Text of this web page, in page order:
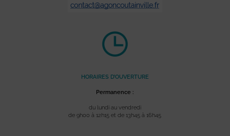
HORAIRES D’OUVERTURE
Permanence :
du lundi au vendredi
de 9h00 à 12h15 et de 13h45 à 16h45